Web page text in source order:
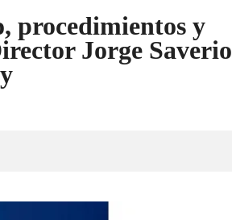
procedimientos y
Jorge Saverio